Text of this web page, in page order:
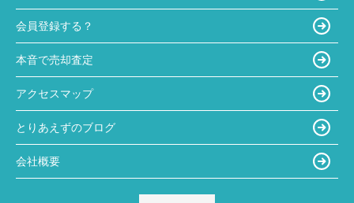
会員登録する？
本音で売却査定
アクセスマップ
とりあえずのブログ
会社概要